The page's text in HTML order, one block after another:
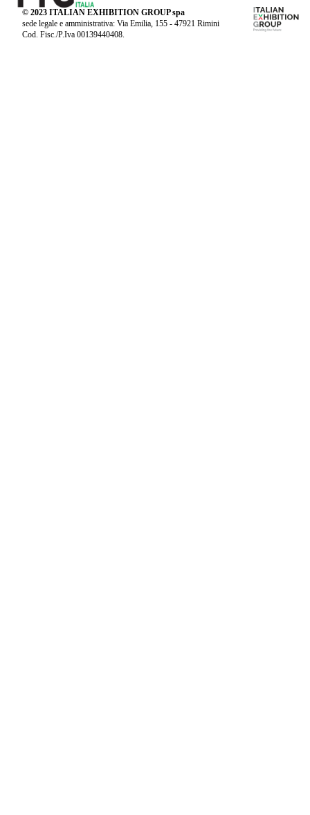
© 2023 ITALIAN EXHIBITION GROUP spa
sede legale e amministrativa: Via Emilia, 155 - 47921 Rimini
Cod. Fisc./P.Iva 00139440408.